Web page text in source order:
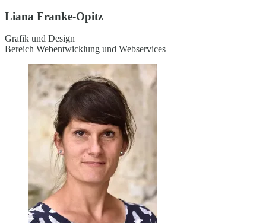
Liana Franke-Opitz
Grafik und Design
Bereich Webentwicklung und Webservices